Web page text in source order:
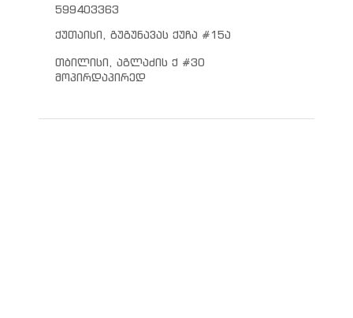
599403363
ქუთაისი, გუგუნავას ქუჩა #15ა
თბილისი, აგლაძის ქ #30
მოპირდაპირედ